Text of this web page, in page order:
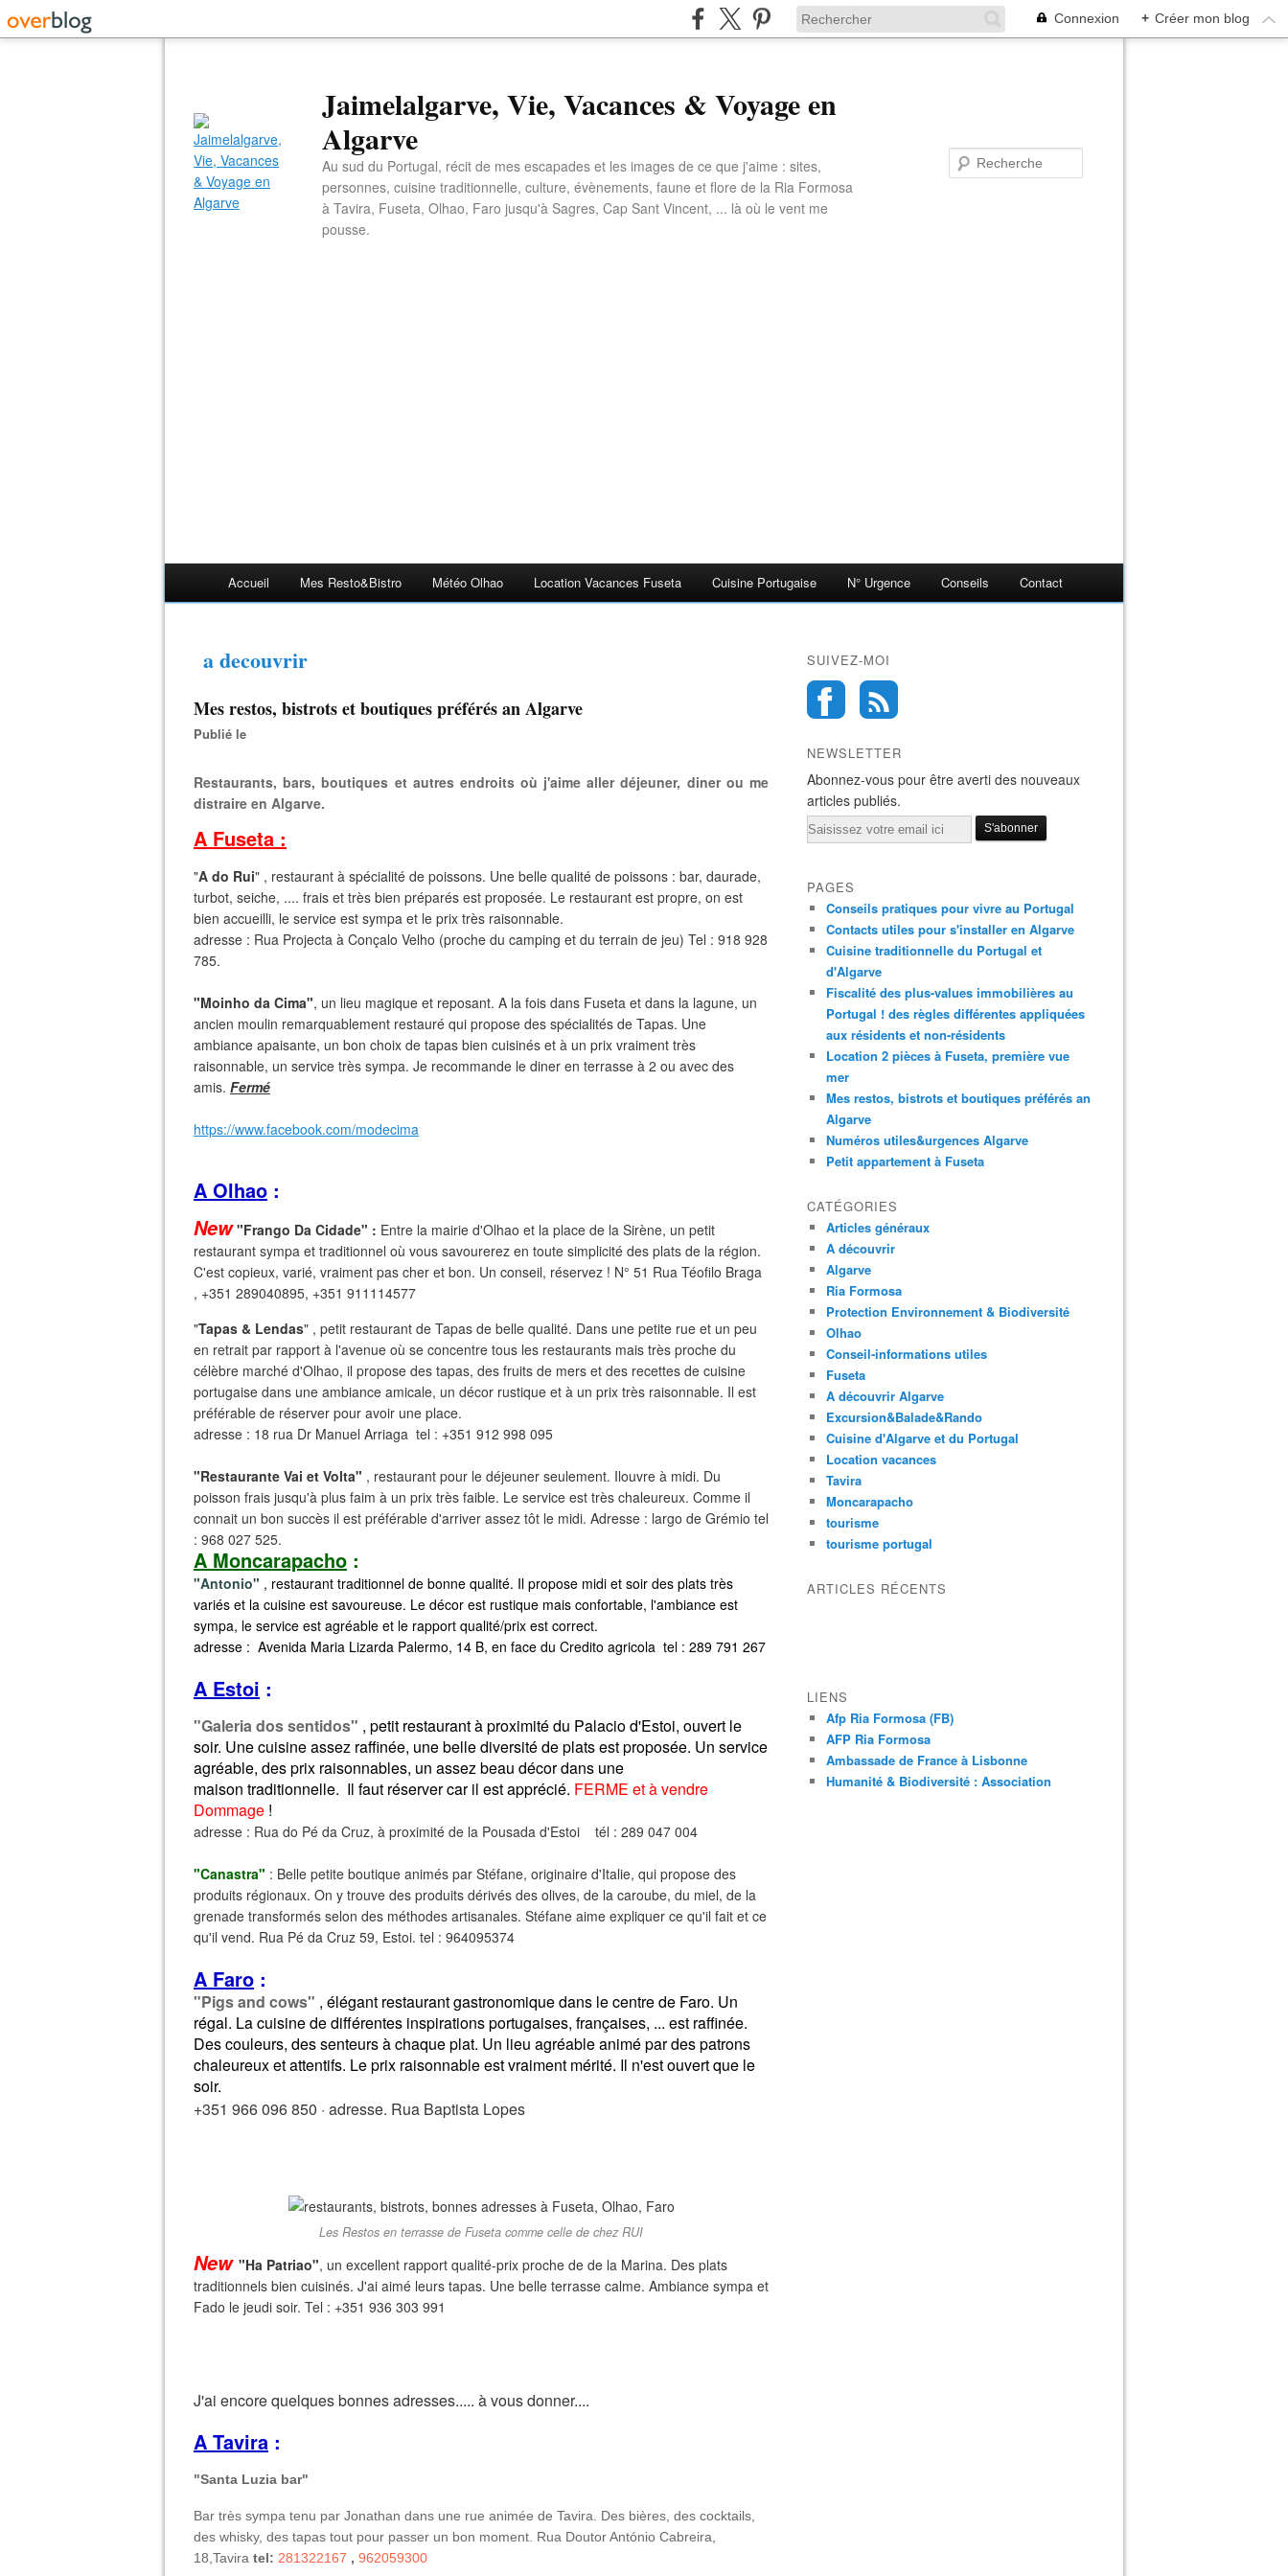
Connexion + Créer mon blog
Jaimelalgarve, Vie, Vacances & Voyage en
Algarve
Au sud du Portugal, récit de mes escapades et les images de ce que j'aime : sites,
personnes, cuisine traditionnelle, culture, évènements, faune et flore de la Ria Formosa
à Tavira, Fuseta, Olhao, Faro jusqu'à Sagres, Cap Sant Vincent, ... là où le vent me
pousse.
Accueil Mes Resto&bistro Météo Olhao Location Vacances Fuseta Cuisine Portugaise N° Urgence Conseils Contact
a decouvrir
Mes restos, bistrots et boutiques préférés an Algarve
Publié le
Restaurants, bars, boutiques et autres endroits où j'aime aller déjeuner, diner ou me
distraire en Algarve.
A Fuseta :
"A do Rui" , restaurant à spécialité de poissons. Une belle qualité de poissons : bar, daurade,
turbot, seiche, .... frais et très bien préparés est proposée. Le restaurant est propre, on est
bien accueilli, le service est sympa et le prix très raisonnable.
adresse : Rua Projecta à Conçalo Velho (proche du camping et du terrain de jeu) Tel : 918 928
785.
"Moinho da Cima", un lieu magique et reposant. A la fois dans Fuseta et dans la lagune, un
ancien moulin remarquablement restauré qui propose des spécialités de Tapas. Une
ambiance apaisante, un bon choix de tapas bien cuisinés et à un prix vraiment très
raisonnable, un service très sympa. Je recommande le diner en terrasse à 2 ou avec des
amis. Fermé
https://www.facebook.com/modecima
A Olhao :
New"Frango Da Cidade" : Entre la mairie d'Olhao et la place de la Sirène, un petit
restaurant sympa et traditionnel où vous savourerez en toute simplicité des plats de la région.
C'est copieux, varié, vraiment pas cher et bon. Un conseil, réservez ! N° 51 Rua Téofilo Braga
, +351 289040895, +351 911114577
"Tapas & Lendas" , petit restaurant de Tapas de belle qualité. Dans une petite rue et un peu
en retrait par rapport à l'avenue où se concentre tous les restaurants mais très proche du
célèbre marché d'Olhao, il propose des tapas, des fruits de mers et des recettes de cuisine
portugaise dans une ambiance amicale, un décor rustique et à un prix très raisonnable. Il est
préférable de réserver pour avoir une place.
adresse : 18 rua Dr Manuel Arriaga tel : +351 912 998 095
"Restaurante Vai et Volta" , restaurant pour le déjeuner seulement. Ilouvre à midi. Du
poisson frais jusqu'à plus faim à un prix très faible. Le service est très chaleureux. Comme il
connait un bon succès il est préférable d'arriver assez tôt le midi. Adresse : largo de Grémio tel
: 968 027 525.
A Moncarapacho :
"Antonio" , restaurant traditionnel de bonne qualité. Il propose midi et soir des plats très
variés et la cuisine est savoureuse. Le décor est rustique mais confortable, l'ambiance est
sympa, le service est agréable et le rapport qualité/prix est correct.
adresse : Avenida Maria Lizarda Palermo, 14 B, en face du Credito agricola tel : 289 791 267
A Estoi :
"Galeria dos sentidos" , petit restaurant à proximité du Palacio d'Estoi, ouvert le
soir. Une cuisine assez raffinée, une belle diversité de plats est proposée. Un service
agréable, des prix raisonnables, un assez beau décor dans une
maison traditionnelle. Il faut réserver car il est apprécié. FERME et à vendre
Dommage !
adresse : Rua do Pé da Cruz, à proximité de la Pousada d'Estoi tél : 289 047 004
"Canastra" : Belle petite boutique animés par Stéfane, originaire d'Italie, qui propose des
produits régionaux. On y trouve des produits dérivés des olives, de la caroube, du miel, de la
grenade transformés selon des méthodes artisanales. Stéfane aime expliquer ce qu'il fait et ce
qu'il vend. Rua Pé da Cruz 59, Estoi. tel : 964095374
A Faro :
"Pigs and cows" , élégant restaurant gastronomique dans le centre de Faro. Un
régal. La cuisine de différentes inspirations portugaises, françaises, ... est raffinée.
Des couleurs, des senteurs à chaque plat. Un lieu agréable animé par des patrons
chaleureux et attentifs. Le prix raisonnable est vraiment mérité. Il n'est ouvert que le
soir.
+351 966 096 850 · adresse. Rua Baptista Lopes
Les Restos en terrasse de Fuseta comme celle de chez RUI
New "Ha Patriao", un excellent rapport qualité-prix proche de de la Marina. Des plats
traditionnels bien cuisinés. J'ai aimé leurs tapas. Une belle terrasse calme. Ambiance sympa et
Fado le jeudi soir. Tel : +351 936 303 991
J'ai encore quelques bonnes adresses..... à vous donner....
A Tavira :
"Santa Luzia bar"
Bar très sympa tenu par Jonathan dans une rue animée de Tavira. Des bières, des cocktails,
des whisky, des tapas tout pour passer un bon moment. Rua Doutor António Cabreira,
18,Tavira tel: 281322167 , 962059300
SUIVEZ-MOI
NEWSLETTER
Abonnez-vous pour être averti des nouveaux
articles publiés.
Email
PAGES
Conseils pratiques pour vivre au Portugal
Contacts utiles pour s'installer en Algarve
Cuisine traditionnelle du Portugal et
d'Algarve
Fiscalité des plus-values immobilières au
Portugal ! des règles différentes appliquées
aux résidents et non-résidents
Location 2 pièces à Fuseta, première vue
mer
Mes restos, bistrots et boutiques préférés an
Algarve
Numéros utiles&urgences Algarve
Petit appartement à Fuseta
CATÉGORIES
Articles généraux
A découvrir
Algarve
Ria Formosa
Protection Environnement & Biodiversité
Olhao
Conseil-informations utiles
Fuseta
A découvrir Algarve
Excursion&Balade&Rando
Cuisine d'Algarve et du Portugal
Location vacances
Tavira
Moncarapacho
tourisme
tourisme portugal
ARTICLES RÉCENTS
LIENS
Afp Ria Formosa (FB)
AFP Ria Formosa
Ambassade de France à Lisbonne
Humanité & Biodiversité : Association